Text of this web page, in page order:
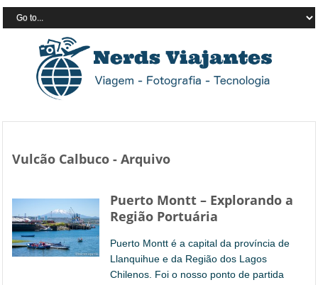
Vulcão Calbuco - Arquivo
Puerto Montt – Explorando a
Região Portuária
Puerto Montt é a capital da província de
Llanquihue e da Região dos Lagos
Chilenos. Foi o nosso ponto de partida